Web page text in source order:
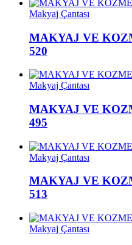
Makyaj Çantası
MAKYAJ VE
520
Makyaj Çantası
MAKYAJ VE
495
Makyaj Çantası
MAKYAJ VE
513
Makyaj Çantası